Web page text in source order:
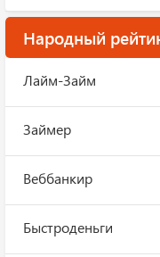
Народный
Лайм-Займ
Займер
Веббанкир
Быстроденьги